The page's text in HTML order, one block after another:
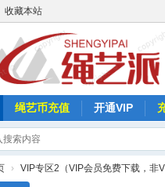
收藏本站
绳艺币充值 开通VIP
› VIP专区2（VIP会员免费下载，非